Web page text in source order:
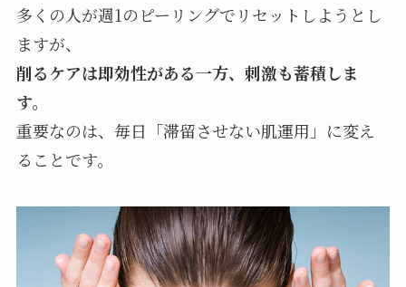
多くの人が週1のピーリングでリセットしようとし
ますが、
削るケアは即効性がある一方、刺激も蓄積しま
す。
重要なのは、毎日「滞留させない肌運用」に変え
ることです。